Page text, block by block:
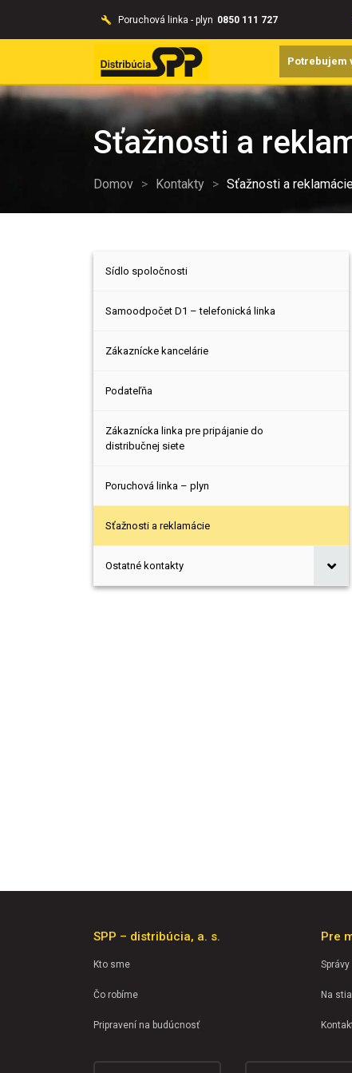
Poruchová linka - plyn 0850 111 727
Potrebujem
Sťažnosti a
Domov > Kontakty > Sťažnosti a
Sídlo spoločnosti
Samoodpočet D1 – telefonická linka
Zákaznícke kancelárie
Podateľňa
Zákaznícka linka pre pripájanie do
distribučnej siete
Poruchová linka – plyn
Sťažnosti a reklamácie
Ostatné kontakty
SPP – distribúcia, a. s.
Kto sme
Čo robíme
Pripravení na budúcnosť
Pre
Správy
Na